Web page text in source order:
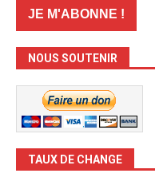
NOUS SOUTENIR
TAUX DE CHANGE